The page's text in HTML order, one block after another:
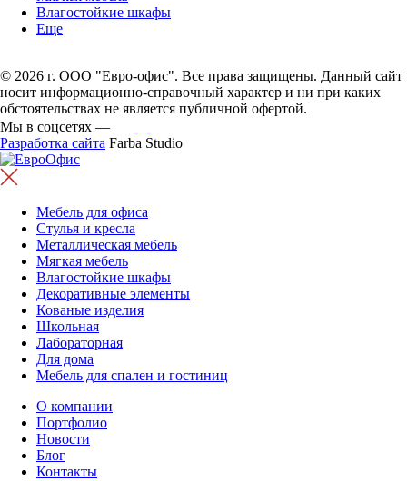
Влагостойкие шкафы
Еще
© 2026 г. ООО "Евро-офис". Все права защищены. Данный сайт
носит информационно-справочный характер и ни при каких
обстоятельствах не является публичной офертой.
Мы в соцсетях —
Разработка сайта Farba Studio
Мебель для офиса
Стулья и кресла
Металлическая мебель
Мягкая мебель
Влагостойкие шкафы
Декоративные элементы
Кованые изделия
Школьная
Лабораторная
Для дома
Мебель для спален и гостиниц
О компании
Портфолио
Новости
Блог
Контакты